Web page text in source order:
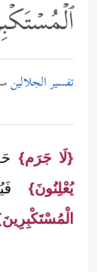
تفسير الجلالين
{لَا جَرَم}
يُعْلِنُونَ}